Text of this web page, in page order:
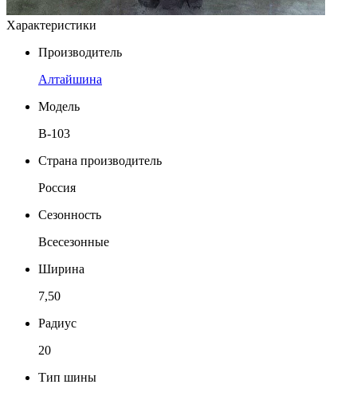
Характеристики
Производитель
Алтайшина
Модель
В-103
Страна производитель
Россия
Сезонность
Всесезонные
Ширина
7,50
Радиус
20
Тип шины